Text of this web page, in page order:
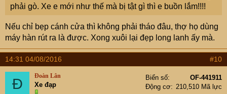
phải gò. Xe e mới như thế mà bị tật gì thì e buồn lắm!!!!
Nếu chỉ bẹp cánh cửa thì không phải tháo đâu, thợ họ dùng
máy hàn rút ra là được. Xong xuôi lại đẹp long lanh ấy mà.
14:31 04/08/2016 #10
Đ Đoàn Lân
Xe đạp
Biển số
OF-441911
Động cơ
210,510 Mã lực